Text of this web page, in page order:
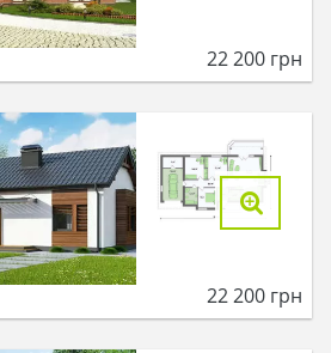
22 200 грн
22 200 грн